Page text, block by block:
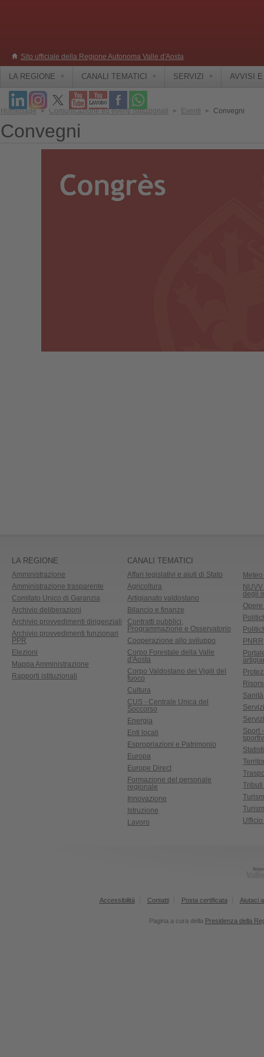
Sito ufficiale della Regione Autonoma Valle d'Aosta
LA REGIONE CANALI TEMATICI SERVIZI AVVISI
Homepage Comunicazione ed eventi istituzionali Eventi Convegni
Convegni
LA REGIONE
Amministrazione
Amministrazione trasparente
Comitato Unico di Garanzia
Archivio deliberazioni
Archivio provvedimenti dirigenziali
Archivio provvedimenti funzionari
PPR
Elezioni
Mappa Amministrazione
Rapporti istituzionali
CANALI TEMATICI
Affari legislativi e aiuti di Stato
Agricoltura
Artigianato valdostano
Bilancio e finanze
Contratti pubblici,
Programmazione e Osservatorio
Cooperazione allo sviluppo
Corpo Forestale della Valle
d'Aosta
Corpo Valdostano dei Vigili del
fuoco
Cultura
CUS - Centrale Unica del
Soccorso
Energia
Enti locali
Espropriazioni e Patrimonio
Europa
Europe Direct
Formazione del personale
regionale
Innovazione
Istruzione
Lavoro
degli
PNRR
Sanità
Sport
Accessibilità Contatti Posta certificata Aiutaci
Pagina a cura della Presidenza della